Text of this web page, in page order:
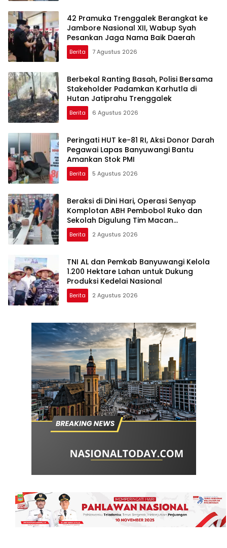
42 Pramuka Trenggalek Berangkat ke
Jambore Nasional XII, Wabup Syah
Pesankan Jaga Nama Baik Daerah
Berita 7 Agustus 2026
Berbekal Ranting Basah, Polisi Bersama
Stakeholder Padamkan Karhutla di
Hutan Jatiprahu Trenggalek
Berita 6 Agustus 2026
Peringati HUT ke-81 RI, Aksi Donor Darah
Pegawai Lapas Banyuwangi Bantu
Amankan Stok PMI
Berita 5 Agustus 2026
Beraksi di Dini Hari, Operasi Senyap
Komplotan ABH Pembobol Ruko dan
Sekolah Digulung Tim Macan
Blambangan
Berita 2 Agustus 2026
TNI AL dan Pemkab Banyuwangi Kelola
1.200 Hektare Lahan untuk Dukung
Produksi Kedelai Nasional
Berita 2 Agustus 2026